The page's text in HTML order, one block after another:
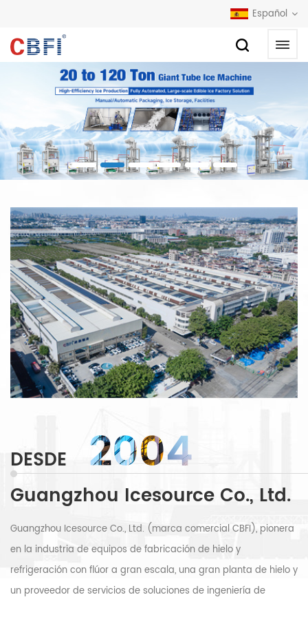
Español
DESDE 2004
Guangzhou Icesource Co., Ltd.
Guangzhou Icesource Co., Ltd. (marca comercial CBFI), pionera
en la industria de equipos de fabricación de hielo y
refrigeración con flúor a gran escala, una gran planta de hielo y
un proveedor de servicios de soluciones de ingeniería de